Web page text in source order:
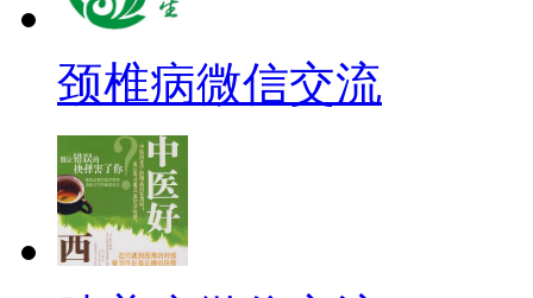
颈椎病微信交流